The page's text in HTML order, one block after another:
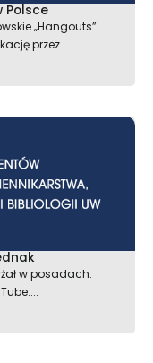
Polsce
„Hangouts”
przez...
w posadach.